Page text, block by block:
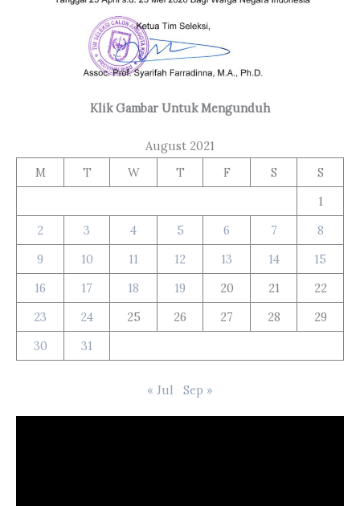
Klik Gambar Untuk Mengunduh
August 2021
M
T W T F S
S
1
2
3 4 5 6 7
8
9
10 11 12 13 14
15
16
17 18 19 20 21
22
23
24 25 26 27 28
29
30
31
« Jul Sep »